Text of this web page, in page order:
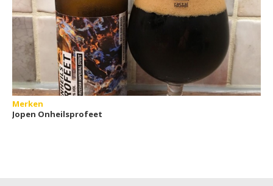
Merken
Jopen Onheilsprofeet